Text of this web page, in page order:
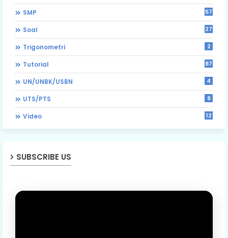
SMP 57
Soal 27
Trigonometri 2
Tutorial 87
UN/UNBK/USBN 4
UTS/PTS 6
Video 12
SUBSCRIBE US